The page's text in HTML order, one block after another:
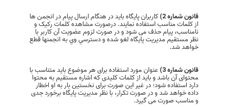
قانون شماره 2) کاربران پایگاه باید در هنگام ارسال پیام در انجمن ها
از کلمات مناسب استفاده نمایند. درصورت مشاهده کلمات رکیک و
نامناسب، پیام حذف می شود و در صورت لزوم عضویت آن كاربر با
نظر مستقیم مدیریت پایگاه لغو شده و دسترسي وي به انجمنها قطع
خواهد شد.
قانون شماره 3) عنوان مورد استفاده برای هر موضوع باید متناسب با
محتوای آن باشد و باید از کلمات کلیدی که اشاره مستقیم به محتوا
دارد استفاده شود؛ در غیر این صورت برای نخستین بار به او اخطار
داده خواهد شد و در صورت تکرار، با نظر مدیریت پایگاه برخورد جدی
و مناسب صورت می گیرد.